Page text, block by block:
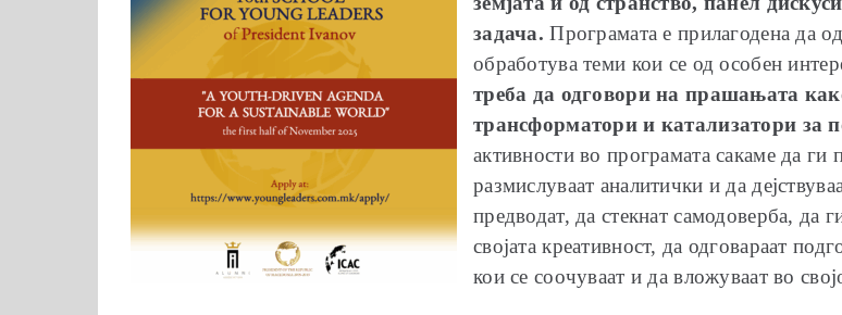
задача. Програмата е прилагодена да
обработува теми кои се од особен
треба да одговори на прашањата
трансформатори и катализатори за
активности во програмата сакаме да
размислуваат аналитички и да
предводат, да стекнат самодоверба, да
својата креативност, да одговараат
кои се соочуваат и да вложуваат во